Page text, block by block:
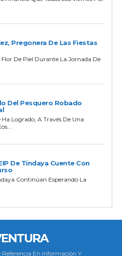
Pregonera De Las Fiestas
De Piel Durante La Jornada De
Del Pesquero Robado
Logrado, A Través De Una
De Tindaya Cuente Con
Continúan Esperando La
Referencia En Información Y